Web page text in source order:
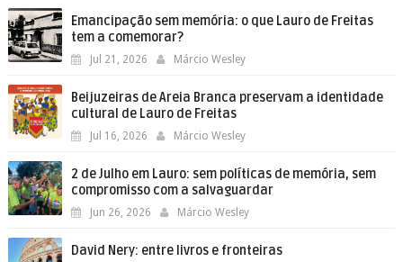
Emancipação sem memória: o que Lauro de Freitas
tem a comemorar?
Jul 21, 2026 Márcio Wesley
Beijuzeiras de Areia Branca preservam a identidade
cultural de Lauro de Freitas
Jul 16, 2026 Márcio Wesley
2 de Julho em Lauro: sem políticas de memória, sem
compromisso com a salvaguardar
Jun 26, 2026 Márcio Wesley
David Nery: entre livros e fronteiras